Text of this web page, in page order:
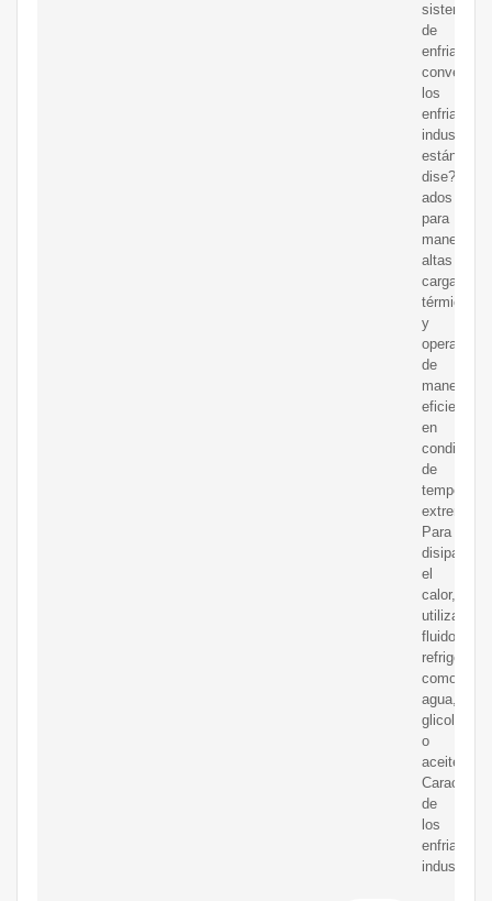
sistemas
de
los
enfriadores
están
dise?
ados
para
manejar
altas
cargas
térmicas
y
operar
de
manera
eficiente
en
de
extremas.
Para
disipar
el
calor,
utilizan
fluidos
como
agua,
glicol
o
aceites.
de
los
enfriadores